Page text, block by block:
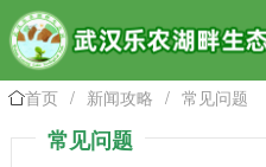
首页 / 新闻攻略 / 常见问题
常见问题